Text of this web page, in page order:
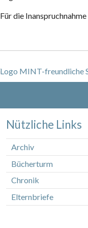
Für die
Nützliche Links
Archiv
Bücherturm
Chronik
Elternbriefe